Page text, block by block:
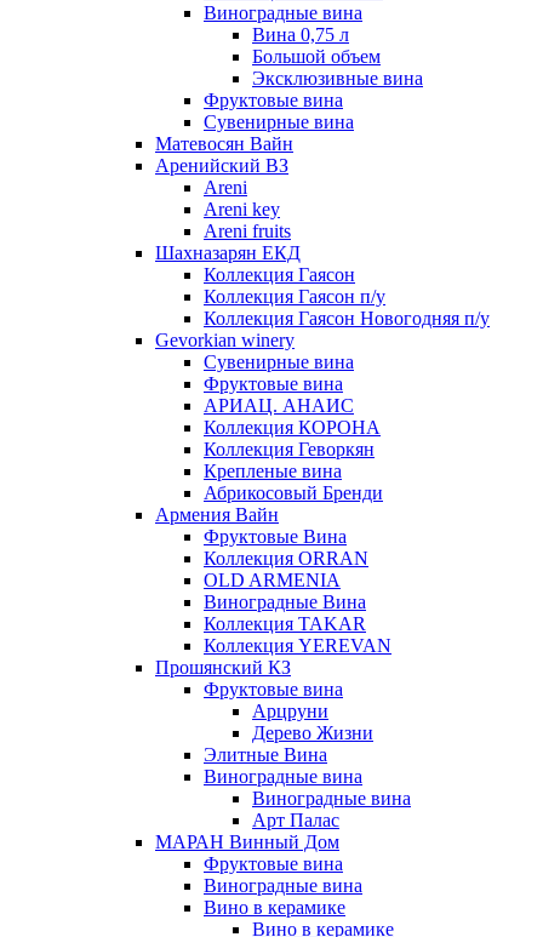
Виноградные вина
Вина 0,75 л
Большой объем
Эксклюзивные вина
Фруктовые вина
Cувенирные вина
Матевосян Вайн
Аренийский ВЗ
Areni
Areni key
Areni fruits
Шахназарян ЕКД
Коллекция Гаясон
Коллекция Гаясон п/у
Коллекция Гаясон Новогодняя п/у
Gevorkian winery
Сувенирные вина
Фруктовые вина
АРИАЦ. АНАИС
Коллекция КОРОНА
Коллекция Геворкян
Крепленые вина
Абрикосовый Бренди
Армения Вайн
Фруктовые Вина
Коллекция ORRAN
OLD ARMENIA
Виноградные Вина
Коллекция TAKAR
Коллекция YEREVAN
Прошянский КЗ
Фруктовые вина
Арцруни
Дерево Жизни
Элитные Вина
Виноградные вина
Виноградные вина
Арт Палас
МАРАН Винный Дом
Фруктовые вина
Виноградные вина
Вино в керамике
Вино в керамике